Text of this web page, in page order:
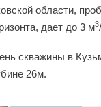
области,
дает до 3 м3
скважины в
26м.